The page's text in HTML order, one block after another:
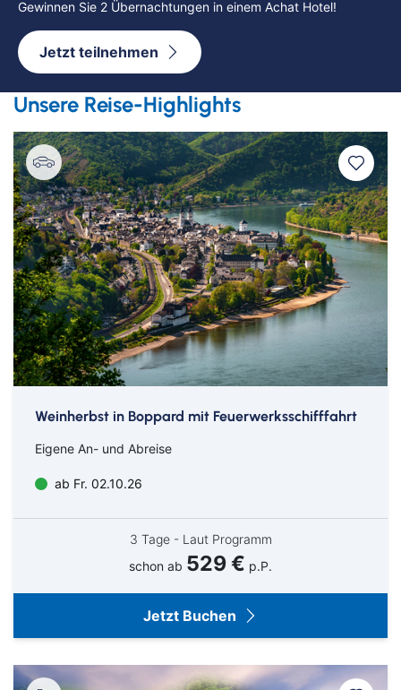
Städtereisen
Eventreisen
Musicalreisen
Elbphilharmonie Hamburg
Ruhr & Rhein
Europa
Mein Schiff Kombireisen
Mein Schiff Kreuzfahrten
Mosel Kreuzfahrten
Rhein Kreuzfahrten
Gewinnen Sie 2 Übernachtungen in einem Achat Hotel!
Jetzt teilnehmen
Unsere Reise-Highlights
Weinherbst in Boppard mit Feuerwerksschifffahrt
Eigene An- und Abreise
ab Fr. 02.10.26
3 Tage - Laut Programm
schon ab 529 € p.P.
Jetzt Buchen